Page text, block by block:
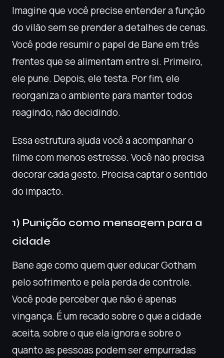
Imagine que você precise entender a função
do vilão sem se prender a detalhes de cenas.
Você pode resumir o papel de Bane em três
frentes que se alimentam entre si. Primeiro,
ele pune. Depois, ele testa. Por fim, ele
reorganiza o ambiente para manter todos
reagindo, não decidindo.
Essa estrutura ajuda você a acompanhar o
filme com menos estresse. Você não precisa
decorar cada gesto. Precisa captar o sentido
do impacto.
1) Punição como mensagem para a
cidade
Bane age como quem quer educar Gotham
pelo sofrimento e pela perda de controle.
Você pode perceber que não é apenas
vingança. É um recado sobre o que a cidade
aceita, sobre o que ela ignora e sobre o
quanto as pessoas podem ser empurradas